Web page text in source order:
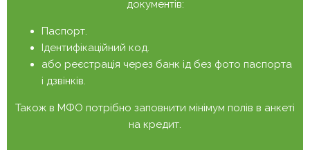
документів:
Паспорт.
Ідентифікаційний код.
або реєстрація через банк ід без фото паспорта
і дзвінків.
Також в МФО потрібно заповнити мінімум полів в анкеті
на кредит.